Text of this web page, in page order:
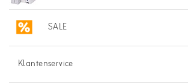
SALE
Klantenservice